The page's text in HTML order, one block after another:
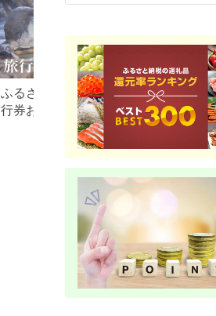
ふるさと納税でもらえる旅
行券おすすめランキング
【2026年最新版】還元率・
旅行会社別で徹底比較
【
税 金
｜旅
を比